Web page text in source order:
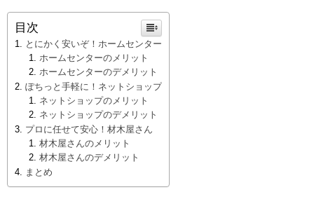
目次
とにかく安いぞ！ホームセンター
ホームセンターのメリット
ホームセンターのデメリット
ぽちっと手軽に！ネットショップ
ネットショップのメリット
ネットショップのデメリット
プロに任せて安心！材木屋さん
材木屋さんのメリット
材木屋さんのデメリット
まとめ